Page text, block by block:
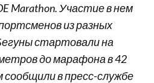
Marathon. Участие в нем
из разных
стартовали на
до марафона в 42
в пресс-службе